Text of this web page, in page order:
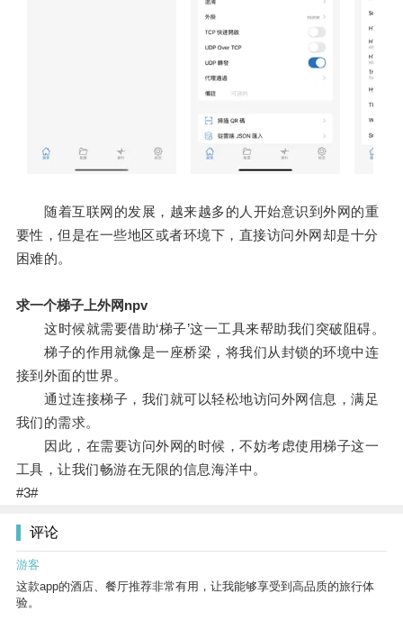
随着互联网的发展，越来越多的人开始意识到外网的重
要性，但是在一些地区或者环境下，直接访问外网却是十分
困难的。
求一个梯子上外网npv
这时候就需要借助‘梯子’这一工具来帮助我们突破阻碍。
梯子的作用就像是一座桥梁，将我们从封锁的环境中连
接到外面的世界。
通过连接梯子，我们就可以轻松地访问外网信息，满足
我们的需求。
因此，在需要访问外网的时候，不妨考虑使用梯子这一
工具，让我们畅游在无限的信息海洋中。
#3#
评论
游客
这款app的酒店、餐厅推荐非常有用，让我能够享受到高品质的旅行体
验。